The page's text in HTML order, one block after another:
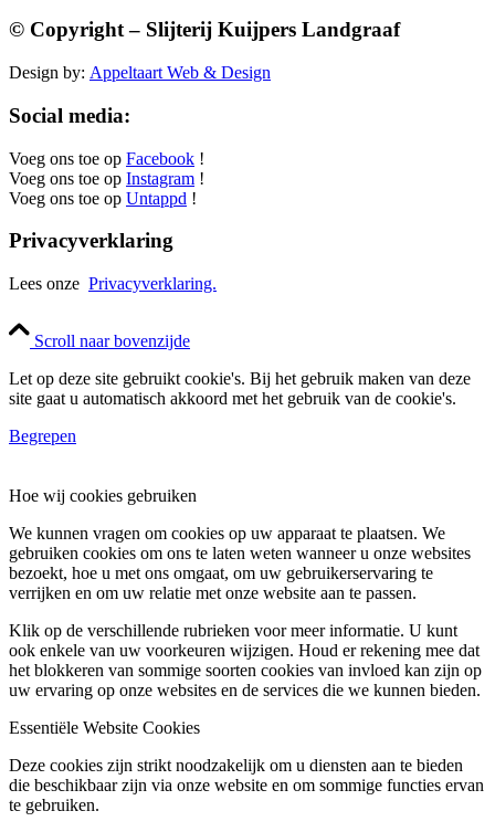
© Copyright – Slijterij Kuijpers Landgraaf
Design by: Appeltaart Web & Design
Social media:
Voeg ons toe op Facebook !
Voeg ons toe op Instagram !
Voeg ons toe op Untappd !
Privacyverklaring
Lees onze Privacyverklaring.
Scroll naar bovenzijde
Let op deze site gebruikt cookie's. Bij het gebruik maken van deze
site gaat u automatisch akkoord met het gebruik van de cookie's.
Begrepen
Hoe wij cookies gebruiken
We kunnen vragen om cookies op uw apparaat te plaatsen. We
gebruiken cookies om ons te laten weten wanneer u onze websites
bezoekt, hoe u met ons omgaat, om uw gebruikerservaring te
verrijken en om uw relatie met onze website aan te passen.
Klik op de verschillende rubrieken voor meer informatie. U kunt
ook enkele van uw voorkeuren wijzigen. Houd er rekening mee dat
het blokkeren van sommige soorten cookies van invloed kan zijn op
uw ervaring op onze websites en de services die we kunnen bieden.
Essentiële Website Cookies
Deze cookies zijn strikt noodzakelijk om u diensten aan te bieden
die beschikbaar zijn via onze website en om sommige functies ervan
te gebruiken.